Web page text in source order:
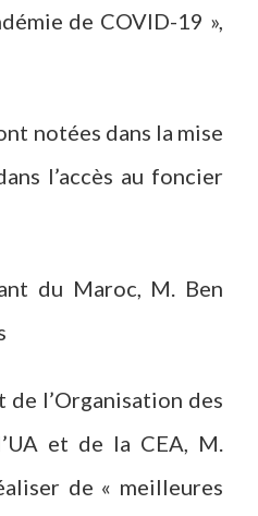
de COVID-19 »,
notées dans la mise
l’accès au foncier
du Maroc, M. Ben
de l’Organisation des
et de la CEA, M.
de « meilleures